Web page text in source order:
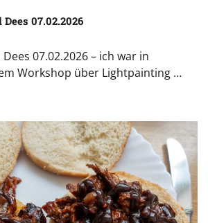
07.02.2026
07.02.2026 – ich war in
Workshop über Lightpainting …